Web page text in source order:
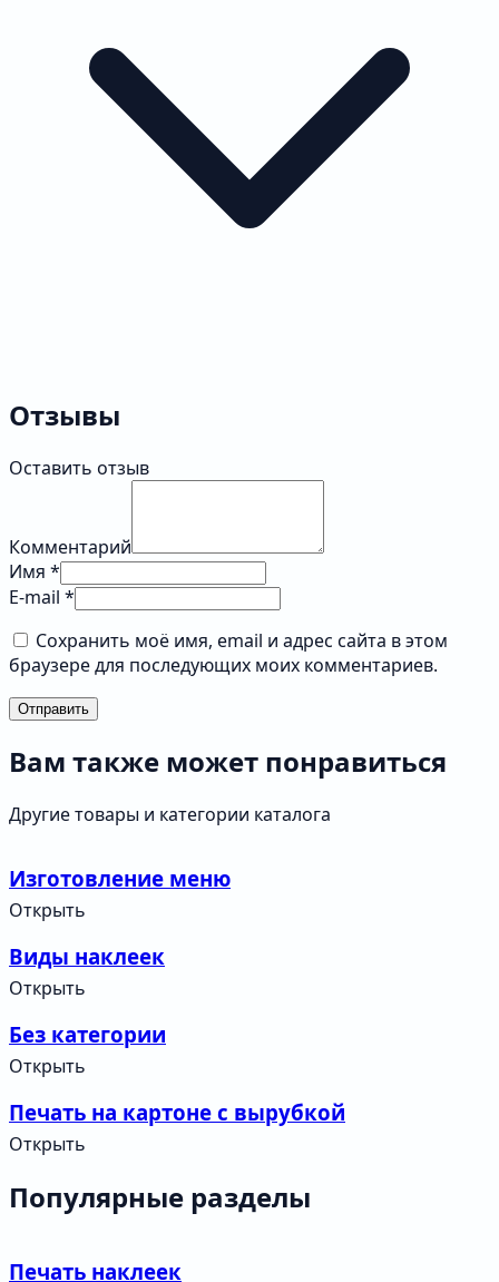
Отзывы
Оставить отзыв
Комментарий
Имя *
E-mail *
Сохранить моё имя, email и адрес сайта в этом
браузере для последующих моих комментариев.
Отправить
Вам также может понравиться
Другие товары и категории каталога
Изготовление меню
Открыть
Виды наклеек
Открыть
Без категории
Открыть
Печать на картоне с вырубкой
Открыть
Популярные разделы
Печать наклеек